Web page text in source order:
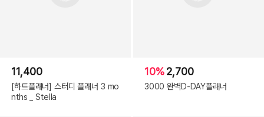
11,400
[하트플래너] 스터디 플래너 3 mo
nths _ Stella
10%2,700
3000 완벽D-DAY플래너